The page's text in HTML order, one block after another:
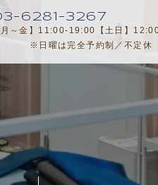
6281-3267
月～金】11:00-19:00【土日】
※日曜は完全予約制／不定休